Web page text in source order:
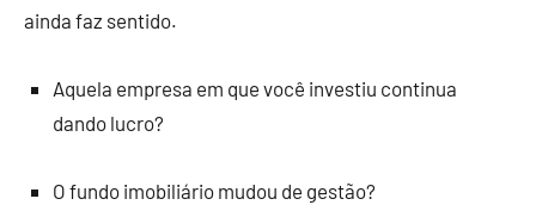
ainda faz sentido.
Aquela empresa em que você investiu continua
dando lucro?
O fundo imobiliário mudou de gestão?